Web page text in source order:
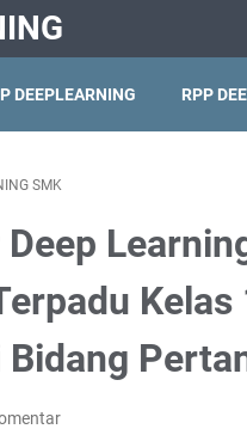
DEEPLEARNING RPP
SMK
Bidang